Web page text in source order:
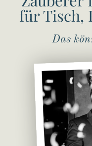
für Tisch,
Das